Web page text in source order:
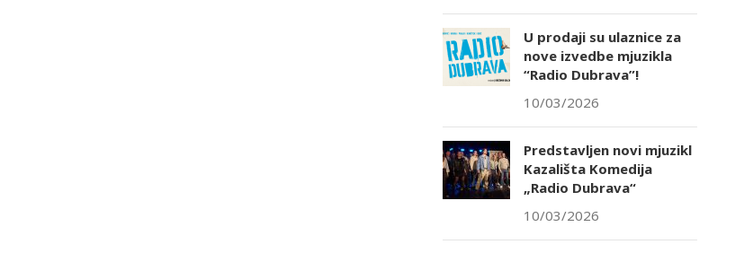
U prodaji su ulaznice za
nove izvedbe mjuzikla
“Radio Dubrava”!
10/03/2026
Predstavljen novi mjuzikl
Kazališta Komedija
„Radio Dubrava“
10/03/2026